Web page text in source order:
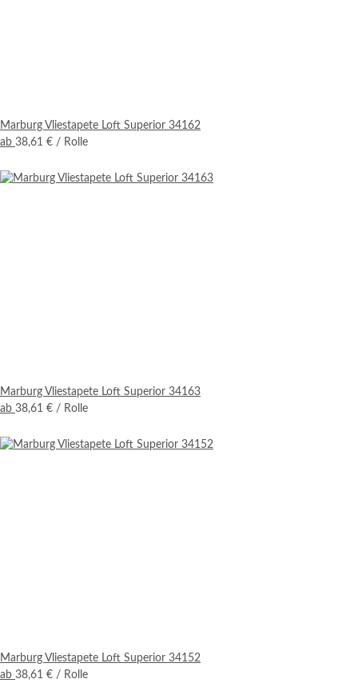
Marburg Vliestapete Loft Superior 34162
ab 38,61 € / Rolle
Marburg Vliestapete Loft Superior 34163
ab 38,61 € / Rolle
Marburg Vliestapete Loft Superior 34152
ab 38,61 € / Rolle